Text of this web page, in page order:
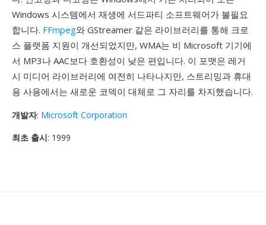
Windows 시스템에서 재생에 서드파티 소프트웨어가 불필요
합니다. FFmpeg와 GStreamer 같은 라이브러리를 통해 크로
스 플랫폼 지원이 개선되었지만, WMA는 비 Microsoft 기기에
서 MP3나 AAC보다 호환성이 낮은 편입니다. 이 포맷은 레거
시 미디어 라이브러리에 여전히 나타나지만, 스트리밍과 휴대
용 사용에서는 새로운 코덱이 대체로 그 자리를 차지했습니다.
개발자: Microsoft Corporation
최초 출시: 1999